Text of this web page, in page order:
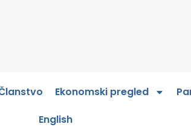
Ekonomski pregled
English